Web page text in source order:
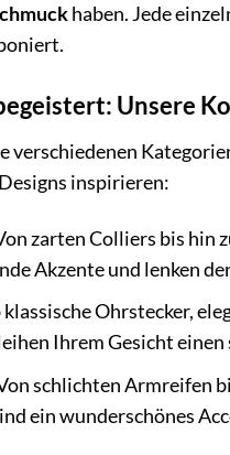
haben. Jede
Unsere
verschiedenen
inspirieren:
zarten Colliers bis hin
Akzente und lenken
klassische Ohrstecker,
Ihrem Gesicht
schlichten Armreifen
ein wunderschönes